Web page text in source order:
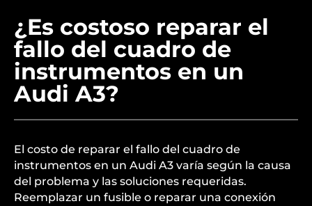
¿Es costoso reparar el
fallo del cuadro de
instrumentos en un
Audi A3?
El costo de reparar el fallo del cuadro de
instrumentos en un Audi A3 varía según la causa
del problema y las soluciones requeridas.
Reemplazar un fusible o reparar una conexión